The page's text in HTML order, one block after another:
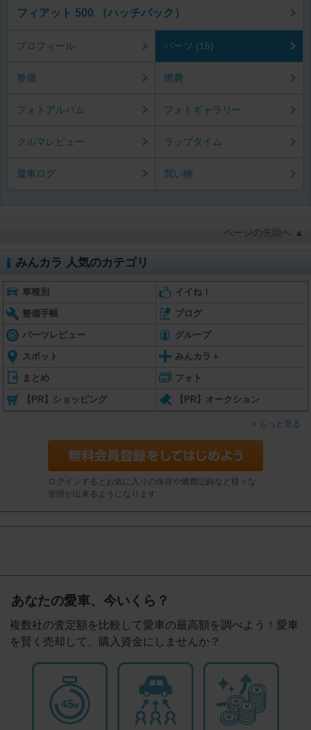
フィアット 500 （ハッチバック）
プロフィール パーツ (15)
整備 燃費
フォトアルバム フォトギャラリー
クルマレビュー ラップタイム
愛車ログ 買い物
ページの先頭へ ▲
みんカラ 人気のカテゴリ
車種別 イイね！
整備手帳 ブログ
パーツレビュー グループ
スポット みんカラ＋
まとめ フォト
【PR】ショッピング 【PR】オークション
もっと見る
ログインするとお気に入りの保存や燃費記録など様々な
管理が出来るようになります
あなたの愛車、今いくら？
複数社の査定額を比較して愛車の最高額を調べよう！愛車
を賢く売却して、購入資金にしませんか？